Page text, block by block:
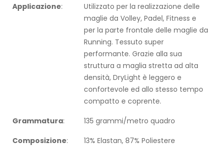
Applicazione:
Utilizzato per la realizzazione delle
maglie da Volley, Padel, Fitness e
per la parte frontale delle maglie da
Running. Tessuto super
performante. Grazie alla sua
struttura a maglia stretta ad alta
densità, DryLight è leggero e
confortevole ed allo stesso tempo
compatto e coprente.
Grammatura:
135 grammi/metro quadro
Composizione:
13% Elastan, 87% Poliestere